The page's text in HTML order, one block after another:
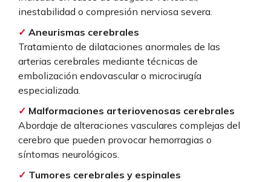
inestabilidad o compresión nerviosa severa.
✓ Aneurismas cerebrales
Tratamiento de dilataciones anormales de las
arterias cerebrales mediante técnicas de
embolización endovascular o microcirugía
especializada.
✓ Malformaciones arteriovenosas cerebrales
Abordaje de alteraciones vasculares complejas del
cerebro que pueden provocar hemorragias o
síntomas neurológicos.
✓ Tumores cerebrales y espinales